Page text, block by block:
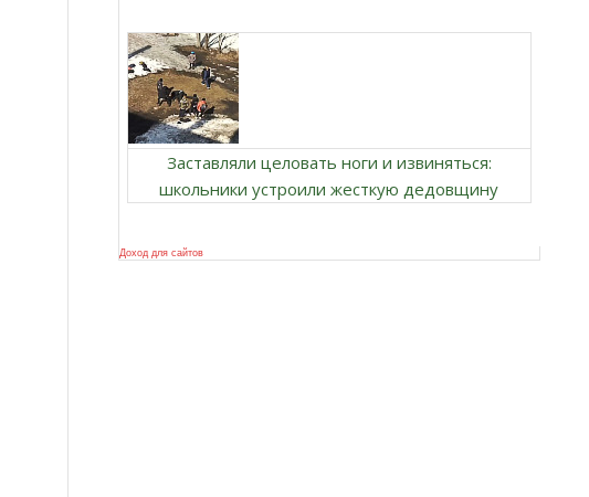
Заставляли целовать ноги и извиняться:
школьники устроили жесткую дедовщину
Доход для сайтов